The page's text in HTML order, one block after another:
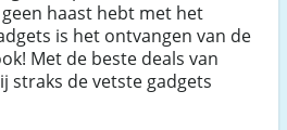
haast hebt met het
is het ontvangen van de
Met de beste deals van
straks de vetste gadgets